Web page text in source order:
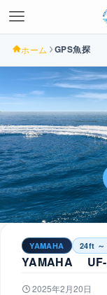
ホーム GPS魚探
YAMAHA 24ft ～
YAMAHA
2025年2月20日